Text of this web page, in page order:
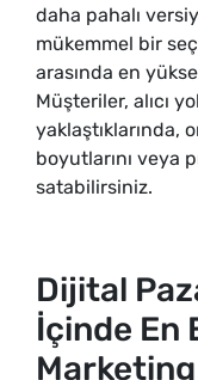
daha pahalı
mükemmel bir
arasında en
Müşteriler, alıcı
yaklaştıklarında,
boyutlarını veya
satabilirsiniz.
Dijital
İçinde En
Marketing